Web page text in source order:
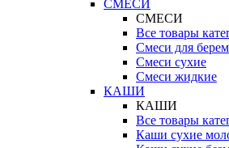
СМЕСИ
СМЕСИ
Все товары
Смеси для
Смеси сухие
Смеси жидкие
КАШИ
КАШИ
Все товары
Каши сухие